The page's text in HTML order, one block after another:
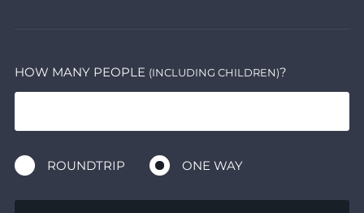
HOW MANY PEOPLE (INCLUDING CHILDREN)?
ROUNDTRIP ONE WAY